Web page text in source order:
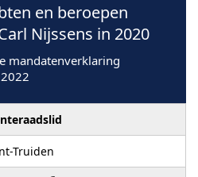
en beroepen
Nijssens in 2020
mandatenverklaring
Truiden